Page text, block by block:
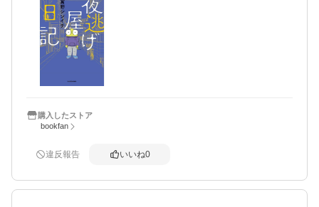
購入したストア
bookfan
違反報告 いいね0